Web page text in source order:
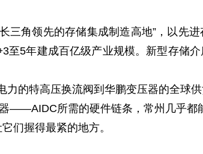
角领先的存储集成制造高地”，以先
5年建成百亿级产业规模。新型存储
的特高压换流阀到华鹏变压器的全球
——AIDC所需的硬件链条，常州几乎都
们握得最紧的地方。